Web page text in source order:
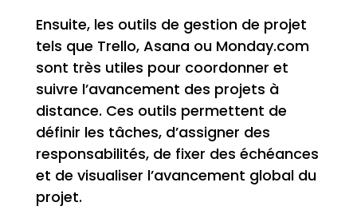
Ensuite, les outils de gestion de projet
tels que Trello, Asana ou Monday.com
sont très utiles pour coordonner et
suivre l’avancement des projets à
distance. Ces outils permettent de
définir les tâches, d’assigner des
responsabilités, de fixer des échéances
et de visualiser l’avancement global du
projet.